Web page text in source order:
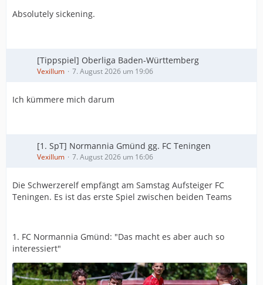
Absolutely sickening.
[Tippspiel] Oberliga Baden-Württemberg
Vexillum 7. August 2026 um 19:06
Ich kümmere mich darum
[1. SpT] Normannia Gmünd gg. FC Teningen
Vexillum 7. August 2026 um 16:06
Die Schwerzerelf empfängt am Samstag Aufsteiger FC
Teningen. Es ist das erste Spiel zwischen beiden Teams
1. FC Normannia Gmünd: "Das macht es aber auch so
interessiert"